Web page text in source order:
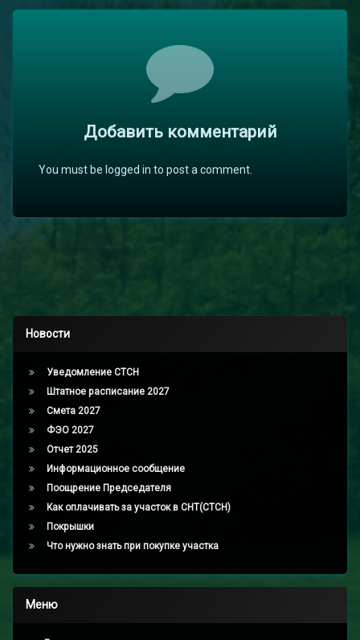
Добавить комментарий
You must be logged in to post a comment.
Новости
Уведомление СТСН
Штатное расписание 2027
Смета 2027
ФЭО 2027
Отчет 2025
Информационное сообщение
Поощрение Председателя
Как оплачивать за участок в СНТ(СТСН)
Покрышки
Что нужно знать при покупке участка
Меню